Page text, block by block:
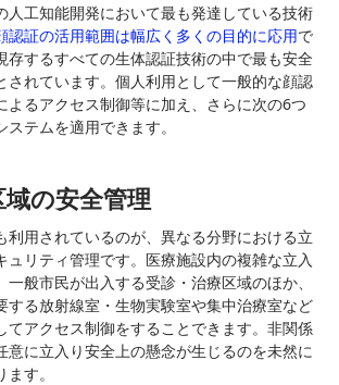
人工知能開発において最も発達している技術
認証の活用範囲は幅広く多くの目的に応用で
存するすべての生体認証技術の中で最も安全
されています。個人利用として一般的な顔認
よるアクセス制御等に加え、さらに次の6つ
テムを適用できます。
の安全管理
利用されているのが、異なる分野における立
ュリティ管理です。医療施設内の複雑な立入
般市民が出入する受診・治療区域のほか、
する放射線室・生物実験室や集中治療室など
てアクセス制御をすることできます。非関係
意に立入り安全上の懸念が生じるのを未然に
す。